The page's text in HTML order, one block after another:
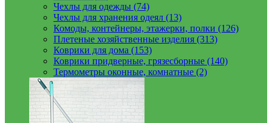
Чехлы для одежды (74)
Чехлы для хранения одеял (13)
Комоды, контейнеры, этажерки, полки (126)
Плетеные хозяйственные изделия (313)
Коврики для дома (153)
Коврики придверные, грязесборные (140)
Термометры оконные, комнатные (2)